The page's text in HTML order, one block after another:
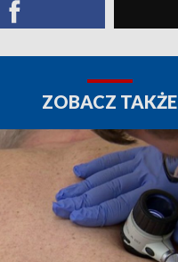
ZOBACZ TAKŻE